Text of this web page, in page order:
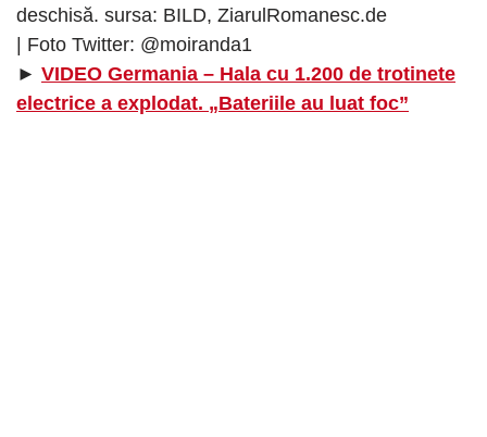
deschisă. sursa: BILD, ZiarulRomanesc.de
| Foto Twitter: @moiranda1
► VIDEO Germania – Hala cu 1.200 de trotinete
electrice a explodat. „Bateriile au luat foc”